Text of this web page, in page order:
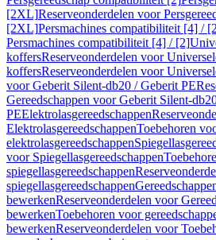
[2XL]Reserveonderdelen voor
[2XL]Persmachines compatibiliteit [4] /
Persmachines compatibiliteit [4] / [2]
koffersReserveonderdelen voor
koffersReserveonderdelen voor
voor Geberit Silent-db20 / Geberit PE
Gereedschappen voor Geberit Silent-
PEElektrolasgereedschappen
ElektrolasgereedschappenToebehoren
elektrolasgereedschappen
voor Spiegellasgereedschappen
spiegellasgereedschappen
spiegellasgereedschappen
bewerkenReserveonderdelen voor
bewerkenToebehoren voor
bewerkenReserveonderdelen voor